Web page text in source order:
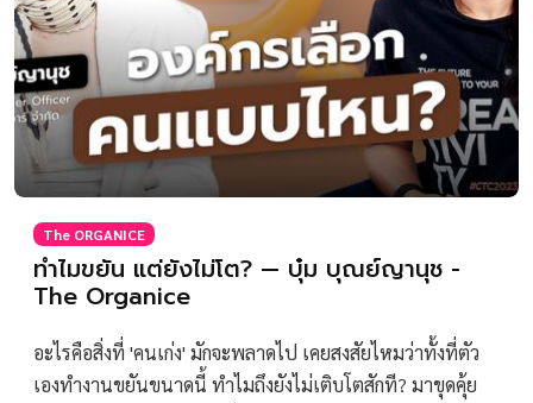
The ORGANICE
ทำไมขยัน แต่ยังไม่โต? — บุ๋ม บุณย์ญานุช -
The Organice
อะไรคือสิ่งที่ 'คนเก่ง' มักจะพลาดไป เคยสงสัยไหมว่าทั้งที่ตัว
เองทำงานขยันขนาดนี้ ทำไมถึงยังไม่เติบโตสักที? มาขุดคุ้ย